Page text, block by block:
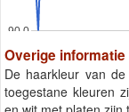
90.0
Overige
De haarkleur van
toegestane kleuren